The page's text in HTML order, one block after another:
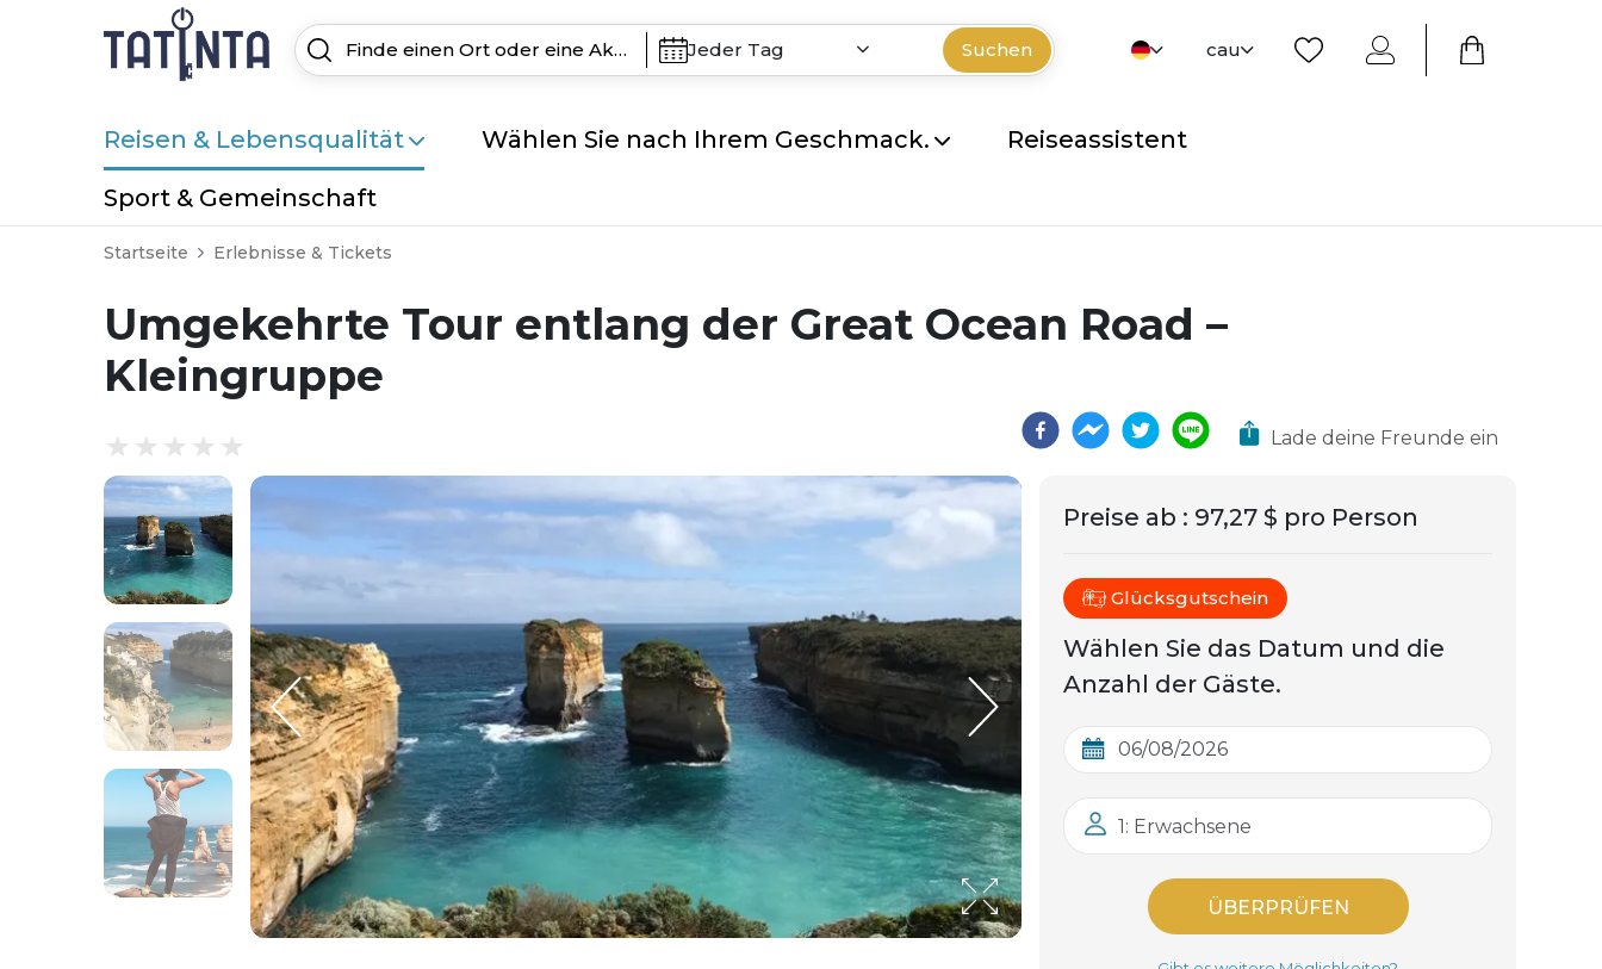
Jeder Tag Suchen cau
Reisen & Lebensqualität Wählen Sie nach Ihrem Geschmack. Reiseassistent
Sport & Gemeinschaft
Startseite Erlebnisse & Tickets
Umgekehrte Tour entlang der Great Ocean Road –
Kleingruppe
Lade deine Freunde ein
Preise ab : 97,27 $ pro Person
Glücksgutschein
Wählen Sie das Datum und die
Anzahl der Gäste.
1: Erwachsene
ÜBERPRÜFEN